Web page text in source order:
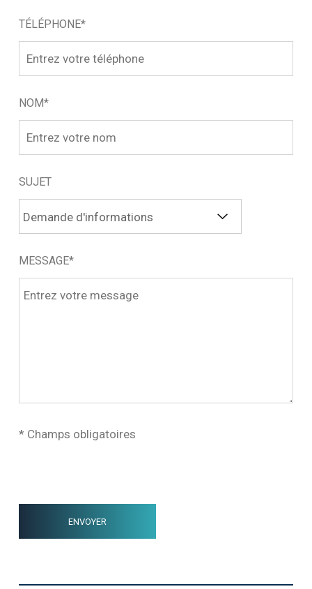
TÉLÉPHONE*
NOM*
SUJET
MESSAGE*
* Champs obligatoires